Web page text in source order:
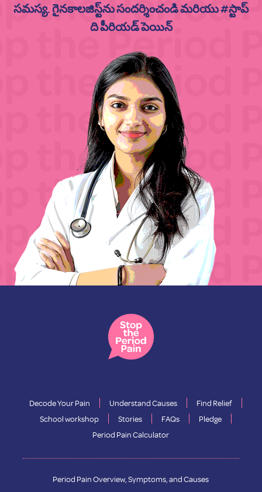
సమస్య. గైనకాలజిస్ట్‌ను సందర్శించండి మరియు #స్టాప్
ది పీరియడ్ పెయిన్
Decode Your Pain Understand Causes
Find Relief
School workshop
Stories FAQs
Pledge
Period Pain Calculator
Period Pain Overview, Symptoms, and Causes